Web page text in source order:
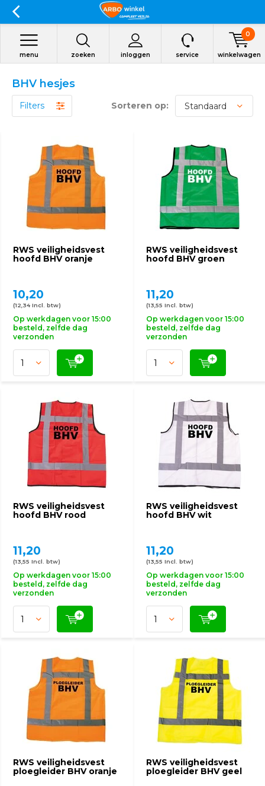
zoeken inloggen
menu service winkelwagen
0
BHV hesjes
Filters Sorteren op:
RWS veiligheidsvest
hoofd BHV oranje
10,20
(12,34 Incl. btw)
Op werkdagen voor 15:00
besteld, zelfde dag
verzonden
RWS veiligheidsvest
hoofd BHV groen
11,20
(13,55 Incl. btw)
Op werkdagen voor 15:00
besteld, zelfde dag
verzonden
RWS veiligheidsvest
hoofd BHV rood
11,20
(13,55 Incl. btw)
Op werkdagen voor 15:00
besteld, zelfde dag
verzonden
RWS veiligheidsvest
hoofd BHV wit
11,20
(13,55 Incl. btw)
Op werkdagen voor 15:00
besteld, zelfde dag
verzonden
RWS veiligheidsvest
ploegleider BHV oranje
RWS veiligheidsvest
ploegleider BHV geel